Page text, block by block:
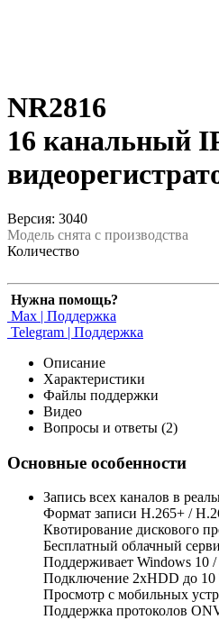
NR2816
16 канальный
Версия: 3040
Модель снята с производства
Количество
Нужна помощь?
Max | Поддержка
Telegram | Поддержка
Описание
Характеристики
Файлы поддержки
Видео
Вопросы и ответы (2)
Основные особенности
Запись всех каналов в
Формат записи H.265+ /
Квотирование дискового
Бесплатный облачный
Поддерживает Windows 10 /
Подключение 2xHDD до
Просмотр с мобильных
Поддержка протоколов